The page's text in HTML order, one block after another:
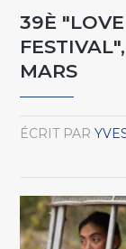
39È
MARS
ÉCRIT PAR